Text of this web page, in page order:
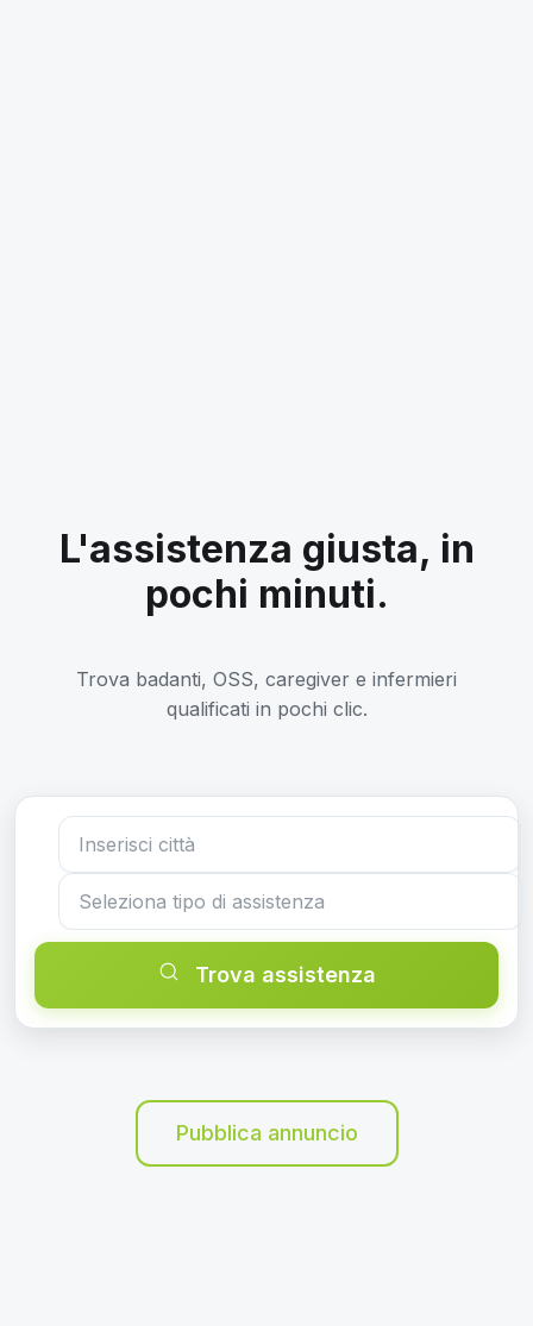
L'assistenza giusta, in
pochi minuti.
Trova badanti, OSS, caregiver e infermieri
qualificati in pochi clic.
Trova assistenza
Pubblica annuncio